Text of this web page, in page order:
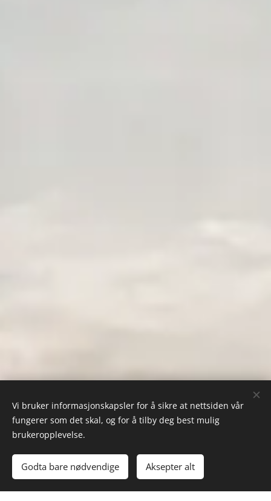
Vi bruker informasjonskapsler for å sikre at nettsiden vår
fungerer som det skal, og for å tilby deg best mulig
brukeropplevelse.
Godta bare nødvendige Aksepter alt